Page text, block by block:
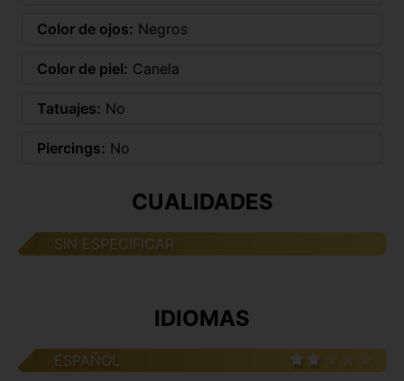
Color de ojos: Negros
Color de piel: Canela
Tatuajes: No
Piercings: No
CUALIDADES
SIN ESPECIFICAR
IDIOMAS
ESPAÑOL